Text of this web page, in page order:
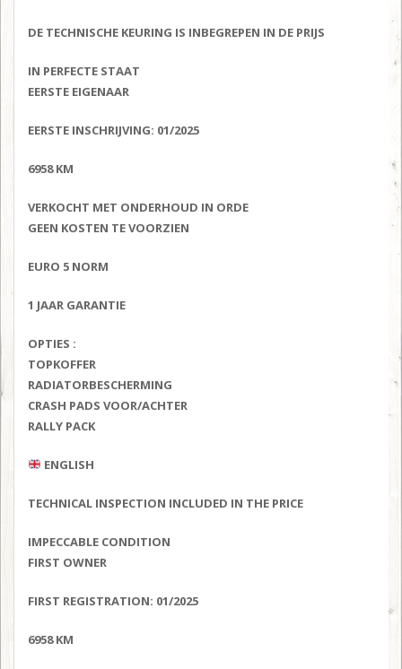
DE TECHNISCHE KEURING IS INBEGREPEN IN DE PRIJS
IN PERFECTE STAAT
EERSTE EIGENAAR
EERSTE INSCHRIJVING: 01/2025
6958 KM
VERKOCHT MET ONDERHOUD IN ORDE
GEEN KOSTEN TE VOORZIEN
EURO 5 NORM
1 JAAR GARANTIE
OPTIES :
TOPKOFFER
RADIATORBESCHERMING
CRASH PADS VOOR/ACHTER
RALLY PACK
ENGLISH
TECHNICAL INSPECTION INCLUDED IN THE PRICE
IMPECCABLE CONDITION
FIRST OWNER
FIRST REGISTRATION: 01/2025
6958 KM